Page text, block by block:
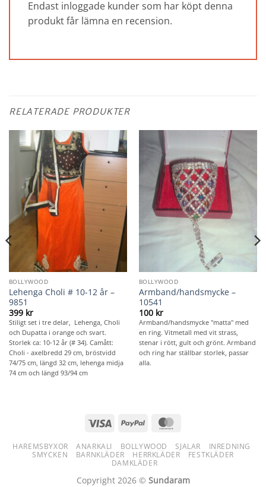
Endast inloggade kunder som har köpt denna
produkt får lämna en recension.
RELATERADE PRODUKTER
BOLLYWOOD
Lehenga Choli # 10-12 år –
9851
399 kr
Stiligt set i tre delar, Lehenga, Choli
och Dupatta i orange och svart.
Storlek ca: 10-12 år (# 34). Camått:
Choli - axelbredd 29 cm, bröstvidd
74/75 cm, längd 32 cm, lehenga midja
74 cm och längd 93/94 cm
BOLLYWOOD
Armband/handsmycke –
10541
100 kr
Armband/handsmycke "matta" med
en ring. Vitmetall med vit strass,
stenar i rött, gult och grönt. Armband
och ring har ställbar storlek, passar
alla.
Visa PayPal
HAREMSBYXOR ANARKALI BOLLYWOOD SJALAR
INREDNING
SMYCKEN
BARNKLÄDER HERRKLÄDER
FESTKLÄDER
DAMKLÄDER
Copyright 2026 © Sundaram